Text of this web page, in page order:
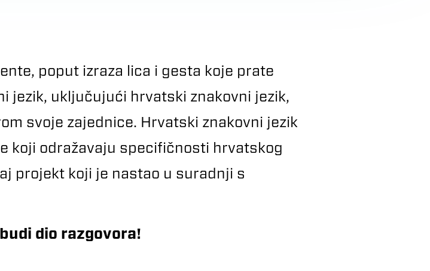
poput izraza lica i gesta koje prate
jezik, uključujući hrvatski znakovni jezik,
svoje zajednice. Hrvatski znakovni jezik
koji odražavaju specifičnosti hrvatskog
projekt koji je nastao u suradnji s
dio razgovora!